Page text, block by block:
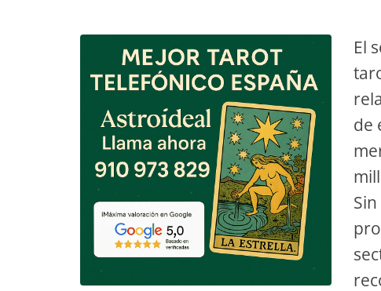
El
de
CONSIGUE TUS 5 MINUTOS
✓ Sin cargos automáticos. El chat se detiene al finalizar el